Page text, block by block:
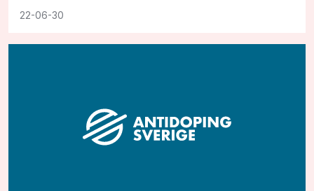
22-06-30